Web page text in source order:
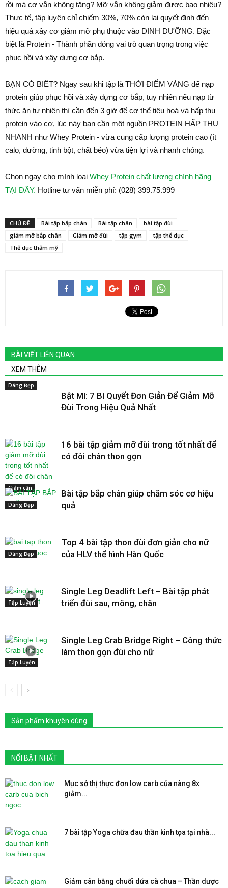
rồi mà cơ vẫn không tăng? Mỡ vẫn không giảm được bao nhiêu?
Thực tế, tập luyện chỉ chiếm 30%, 70% còn lại quyết định đến
hiệu quả xây cơ giảm mỡ phụ thuộc vào DINH DƯỠNG. Đặc
biệt là Protein - Thành phần đóng vai trò quan trọng trong việc
phục hồi và xây dựng cơ bắp.
BẠN CÓ BIẾT? Ngay sau khi tập là THỜI ĐIỂM VÀNG để nạp
protein giúp phục hồi và xây dựng cơ bắp, tuy nhiên nếu nạp từ
thức ăn tự nhiên thì cần đến 3 giờ để cơ thể tiêu hoá và hấp thụ
protein vào cơ, lúc này bạn cần một nguồn PROTEIN HẤP THỤ
NHANH như Whey Protein - vừa cung cấp lượng protein cao (ít
calo, đường, tinh bột, chất béo) vừa tiện lợi và nhanh chóng.
Chọn ngay cho mình loại Whey Protein chất lượng chính hãng
TẠI ĐÂY. Hotline tư vấn miễn phí: (028) 399.75.999
CHỦ ĐỀ Bài tập bắp chân Bài tập chân
bài tập đùi
giảm mỡ bắp chân
Giảm mỡ đùi tập gym
tập thể dục
Thể dục thẩm mỹ
BÀI VIẾT LIÊN QUAN
XEM THÊM
Dáng Đẹp
Bật Mí: 7 Bí Quyết Đơn Giản Để Giảm Mỡ
Đùi Trong Hiệu Quả Nhất
Giảm cân
16 bài tập giảm mỡ đùi trong tốt nhất để
có đôi chân thon gọn
Dáng Đẹp
Bài tập bắp chân giúp chăm sóc cơ hiệu
quả
Dáng Đẹp
Top 4 bài tập thon đùi đơn giản cho nữ
của HLV thể hình Hàn Quốc
Tập Luyện
Single Leg Deadlift Left – Bài tập phát
triển đùi sau, mông, chân
Tập Luyện
Single Leg Crab Bridge Right – Công thức
làm thon gọn đùi cho nữ
Sản phẩm khuyên dùng
NỔI BẬT NHẤT
Mục sở thị thực đơn low carb của nàng 8x
giảm...
7 bài tập Yoga chữa đau thần kinh tọa tại nhà...
Giảm cân bằng chuối dứa cà chua – Thần dược